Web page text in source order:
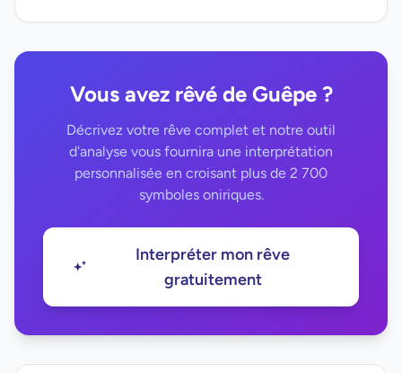
Vous avez rêvé de Guêpe ?
Décrivez votre rêve complet et notre outil
d'analyse vous fournira une interprétation
personnalisée en croisant plus de 2 700
symboles oniriques.
Interpréter mon rêve
gratuitement